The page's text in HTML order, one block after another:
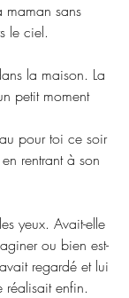
maman sans
le ciel.
la maison. La
petit moment
pour toi ce soir
rentrant à son
yeux. Avait-elle
ou bien est-
regardé et lui
enfin.